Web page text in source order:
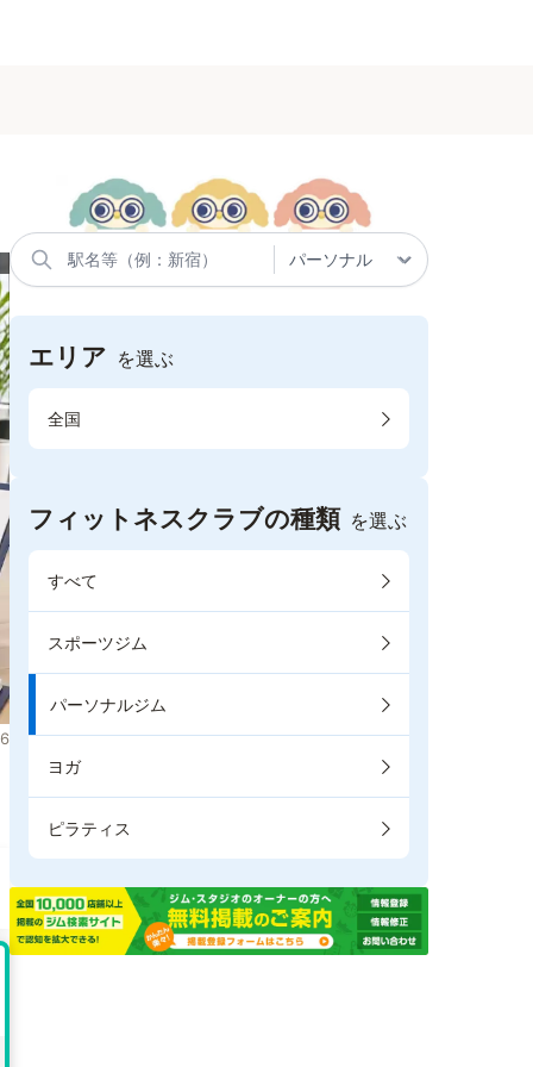
エリア を選ぶ
全国
フィットネスクラブの種類 を選ぶ
すべて
スポーツジム
パーソナルジム
ヨガ
ピラティス